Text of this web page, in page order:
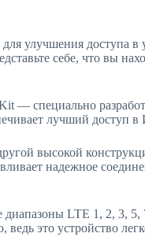
улучшения доступа в
себе, что вы
специально
лучший доступ
высокой
надежное
LTE 1, 2, 3, 5,
это устройство